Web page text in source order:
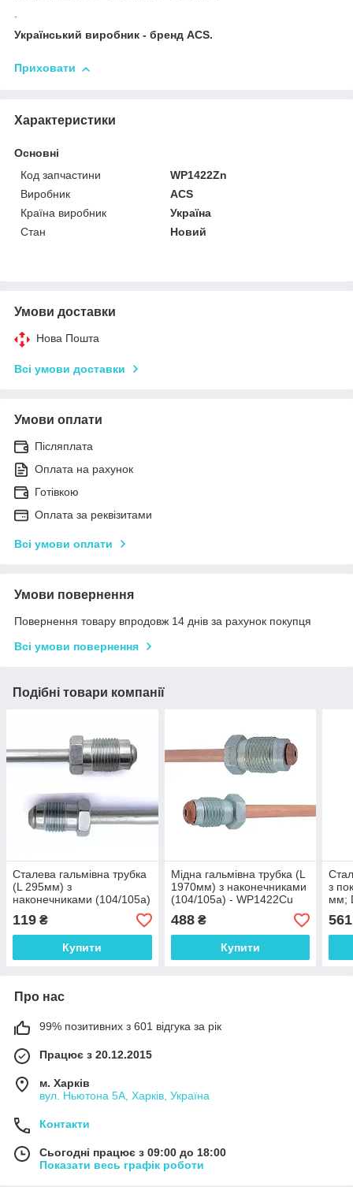
.
Український виробник - бренд ACS.
Приховати
Характеристики
Основні
Код запчастини
WP1422Zn
Виробник
ACS
Країна виробник
Україна
Стан
Новий
Умови доставки
Нова Пошта
Всі умови доставки
Умови оплати
Післяплата
Оплата на рахунок
Готівкою
Оплата за реквізитами
Всі умови оплати
Умови повернення
Повернення товару впродовж 14 днів за рахунок покупця
Всі умови повернення
Подібні товари компанії
Сталева гальмівна трубка
(L 295мм) з
наконечниками (104/105а)
- WP1039Zn
119 ₴
Купити
Мідна гальмівна трубка (L
1970мм) з наконечниками
(104/105а) - WP1422Cu
488₴
Купити
з
мм;
561
Про нас
99% позитивних з 601 відгука за рік
Працює з 20.12.2015
м. Харків
вул. Ньютона 5А, Харків, Україна
Контакти
Сьогодні працює з 09:00 до 18:00
Показати весь графік роботи